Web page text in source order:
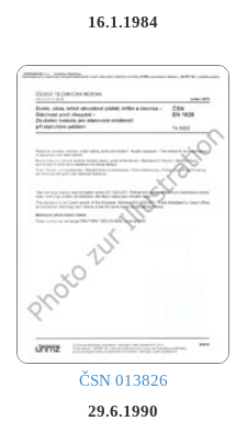
16.1.1984
ČSN 013826
29.6.1990